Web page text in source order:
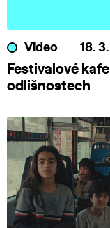
Video 18.
Festivalové
odlišnostech